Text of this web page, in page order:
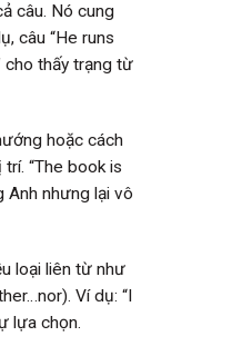
câu. Nó cung
câu “He runs
cho thấy trạng từ
hoặc cách
trí. “The book is
Anh nhưng lại vô
loại liên từ như
Ví dụ: “I
lựa chọn.